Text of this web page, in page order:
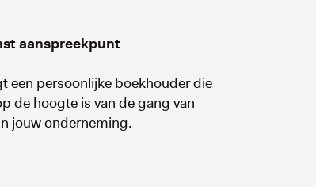
aanspreekpunt
een persoonlijke boekhouder die
de hoogte is van de gang van
jouw onderneming.